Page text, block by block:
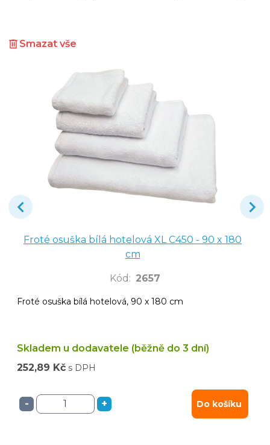
Smazat vše
Froté osuška bílá hotelová XL C450 - 90 x 180
cm
Kód : 2657
Froté osuška bílá hotelová, 90 x 180 cm
Skladem u dodavatele (běžně do 3 dní)
252,89 Kč s DPH
- + Do košíku